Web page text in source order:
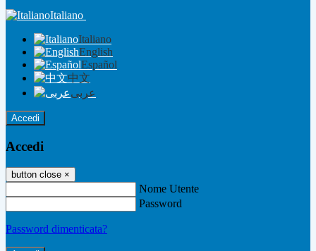
Italiano
Italiano
English
Español
中文
عربى
Accedi
Accedi
button close ×
Nome Utente
Password
Password dimenticata?